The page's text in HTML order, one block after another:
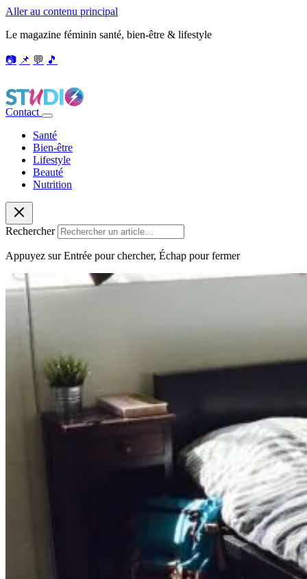
Aller au contenu principal
Le magazine féminin santé, bien-être & lifestyle
📷 📌 💬 🎵
Contact
Santé
Bien-être
Lifestyle
Beauté
Nutrition
Rechercher
Appuyez sur Entrée pour chercher, Échap pour fermer